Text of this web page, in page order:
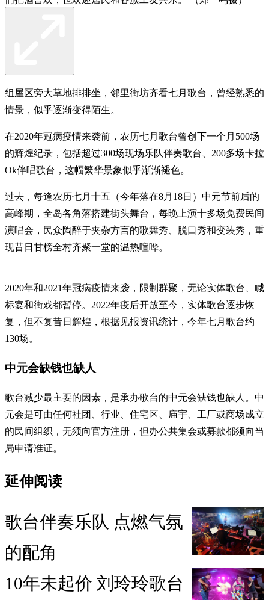
组屋区旁大草地排排坐，邻里街坊齐看七月歌台，曾经熟悉的
情景，似乎逐渐变得陌生。
在2020年冠病疫情来袭前，农历七月歌台曾创下一个月500场
的辉煌纪录，包括超过300场现场乐队伴奏歌台、200多场卡拉
Ok伴唱歌台，这幅繁华景象似乎渐渐褪色。
过去，每逢农历七月十五（今年落在8月18日）中元节前后的
高峰期，全岛各角落搭建街头舞台，每晚上演十多场免费民间
演唱会，民众陶醉于夹杂方言的歌舞秀、脱口秀和变装秀，重
现昔日甘榜全村齐聚一堂的温热喧哗。
2020年和2021年冠病疫情来袭，限制群聚，无论实体歌台、喊
标宴和街戏都暂停。2022年疫后开放至今，实体歌台逐步恢
复，但不复昔日辉煌，根据见报资讯统计，今年七月歌台约
130场。
中元会缺钱也缺人
歌台减少最主要的因素，是承办歌台的中元会缺钱也缺人。中
元会是可由任何社团、行业、住宅区、庙宇、工厂或商场成立
的民间组织，无须向官方注册，但办公共集会或募款都须向当
局申请准证。
延伸阅读
歌台伴奏乐队 点燃气氛
的配角
10年未起价 刘玲玲歌台